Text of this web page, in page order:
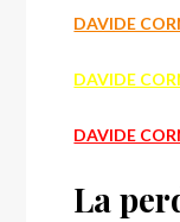
DAVIDE
DAVIDE
DAVIDE
La